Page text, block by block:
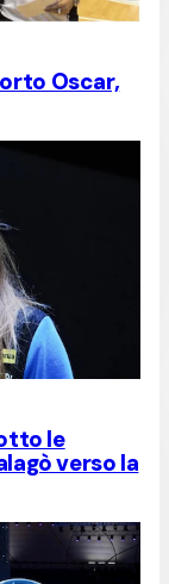
Oscar,
le
verso la